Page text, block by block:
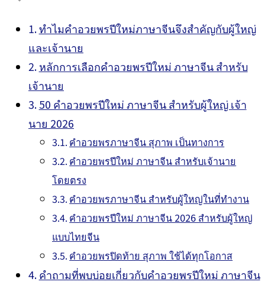
ทำไมคำอวยพรปีใหม่ภาษาจีนจึงสำคัญกับผู้ใหญ่
และเจ้านาย
หลักการเลือกคำอวยพรปีใหม่ ภาษาจีน สำหรับ
เจ้านาย
50 คำอวยพรปีใหม่ ภาษาจีน สำหรับผู้ใหญ่ เจ้า
นาย 2026
คำอวยพรภาษาจีน สุภาพ เป็นทางการ
คำอวยพรปีใหม่ ภาษาจีน สำหรับเจ้านาย
โดยตรง
คำอวยพรภาษาจีน สำหรับผู้ใหญ่ในที่ทำงาน
คำอวยพรปีใหม่ ภาษาจีน 2026 สำหรับผู้ใหญ่
แบบไทยจีน
คำอวยพรปิดท้าย สุภาพ ใช้ได้ทุกโอกาส
คำถามที่พบบ่อยเกี่ยวกับคำอวยพรปีใหม่ ภาษาจีน